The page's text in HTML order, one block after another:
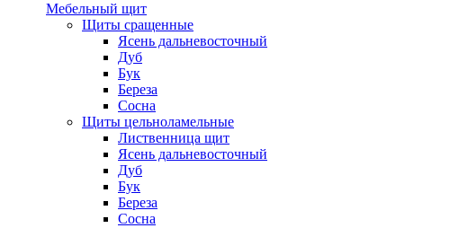
Мебельный щит
Щиты сращенные
Ясень дальневосточный
Дуб
Бук
Береза
Сосна
Щиты цельноламельные
Лиственница щит
Ясень дальневосточный
Дуб
Бук
Береза
Сосна